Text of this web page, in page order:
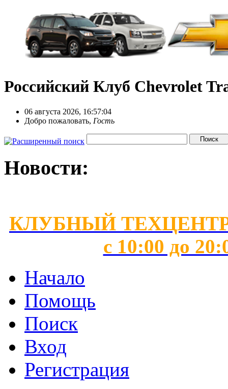
Российский Клуб Chevrolet
06 августа 2026, 16:57:04
Добро пожаловать, Гость
Новости:
КЛУБНЫЙ
с 10:00 до
Начало
Помощь
Поиск
Вход
Регистрация